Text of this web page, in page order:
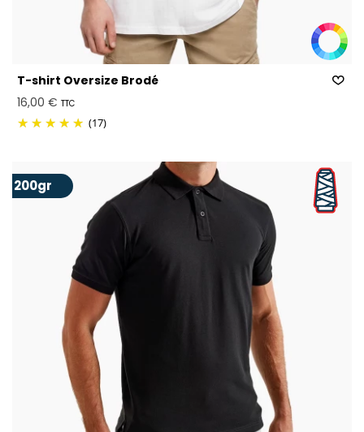
T-shirt Oversize Brodé
16,00 € TTC
(17)
200gr